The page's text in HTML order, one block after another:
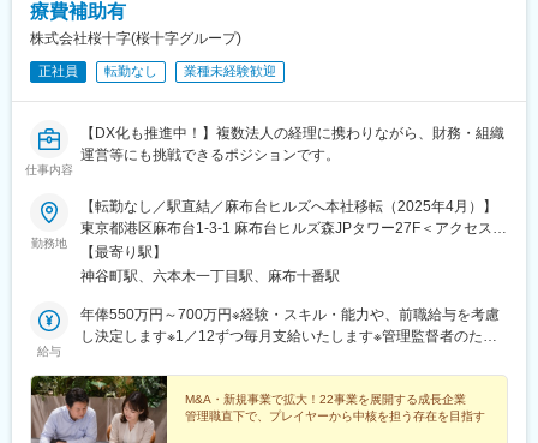
療費補助有
株式会社桜十字(桜十字グループ)
正社員 転勤なし 業種未経験歓迎
仕事内容
【DX化も推進中！】複数法人の経理に携わりながら、財務・組織
運営等にも挑戦できるポジションです。
勤務地
【転勤なし／駅直結／麻布台ヒルズへ本社移転（2025年4月）】
東京都港区麻布台1-3-1 麻布台ヒルズ森JPタワー27F＜アクセス
＞・東京メトロ日比谷線「神谷町駅」徒歩6分（地下通路直結）・
東京メトロ南北線「六本木一丁目駅」徒歩7分（地下通路直結）
に！…………………………オフィス移転に伴い、デスク周りの環
境整備はもちろん、カフェスペースなどもアップデートしまし
高まります◎※受動喫煙対策あり（敷地内禁煙）
【最寄り駅】
神谷町駅、六本木一丁目駅、麻布十番駅
給与
年俸550万円～700万円※経験・スキル・能力や、前職給与を考慮
し決定します※1／12ずつ毎月支給いたします※管理監督者のた
M&A・新規事業で拡大！22事業を展開する成長企業
管理職直下で、プレイヤーから中核を担う存在を目指す